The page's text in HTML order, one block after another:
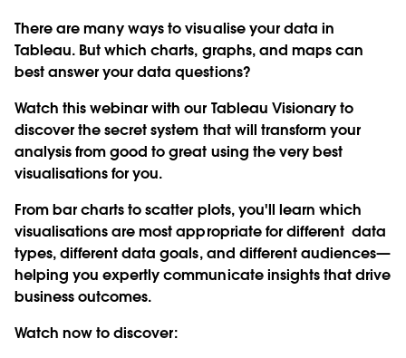
There are many ways to visualise your data in
Tableau. But which charts, graphs, and maps can
best answer your data questions?
Watch this webinar with our Tableau Visionary to
discover the secret system that will transform your
analysis from good to great using the very best
visualisations for you.
From bar charts to scatter plots, you'll learn which
visualisations are most appropriate for different data
types, different data goals, and different audiences—
helping you expertly communicate insights that drive
business outcomes.
Watch now to discover: